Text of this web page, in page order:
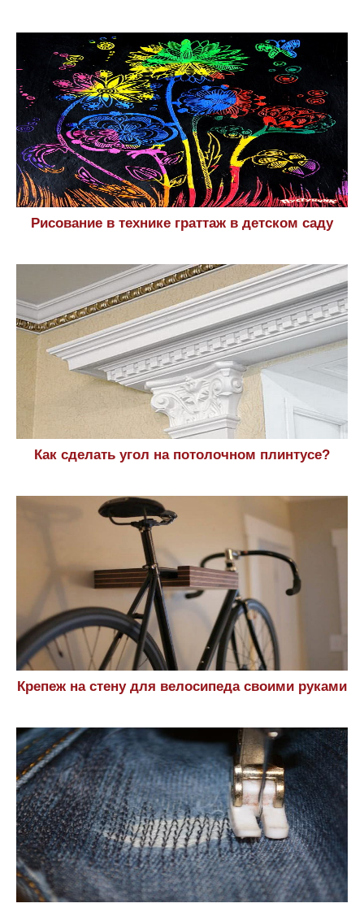
Рисование в технике граттаж в детском саду
Как сделать угол на потолочном плинтусе?
Крепеж на стену для велосипеда своими руками